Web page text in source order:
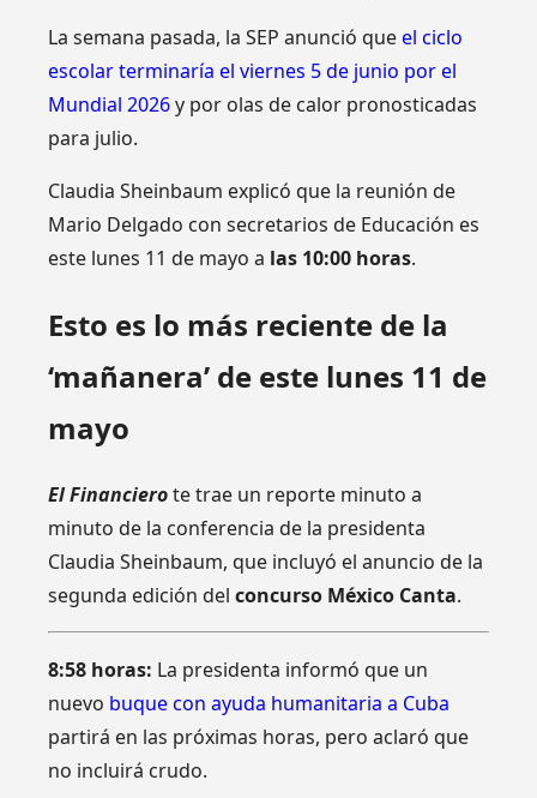
La semana pasada, la SEP anunció queel ciclo
escolar terminaría el viernes 5 de junio por el
Mundial 2026y por olas de calor pronosticadas
para julio.
Claudia Sheinbaum explicó que la reunión de
Mario Delgado con secretarios de Educación es
este lunes 11 de mayo a las 10:00 horas.
Esto es lo más reciente de la
‘mañanera’ de este lunes 11 de
mayo
El Financierote trae un reporte minuto a
minuto de la conferencia de la presidenta
Claudia Sheinbaum, que incluyó el anuncio de la
segunda edición delconcurso México Canta.
8:58 horas: La presidenta informó que un
nuevo buque con ayuda humanitaria a Cuba
partirá en las próximas horas, pero aclaró que
no incluirá crudo.